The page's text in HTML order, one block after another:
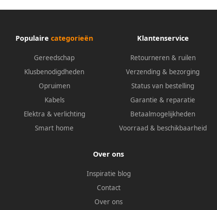
Populaire categorieën
Gereedschap
Klusbenodigdheden
Opruimen
Kabels
Elektra & verlichting
Smart home
Klantenservice
Retourneren & ruilen
Verzending & bezorging
Status van bestelling
Garantie & reparatie
Betaalmogelijkheden
Voorraad & beschikbaarheid
Over ons
Inspiratie blog
Contact
Over ons